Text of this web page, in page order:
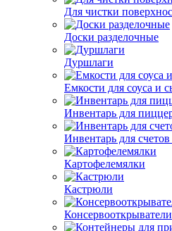
Для чистки
Доски разделочные
Дуршлаги
Емкости для соуса и
Инвентарь для
Инвентарь для счетов
Картофелемялки
Кастрюли
Консервооткрыватели